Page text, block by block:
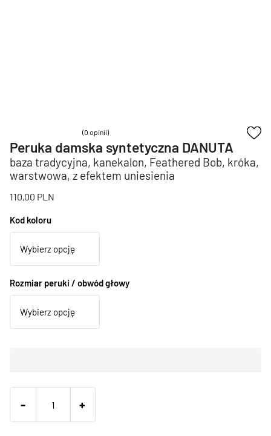
(0 opinii)
Peruka damska syntetyczna DANUTA
baza tradycyjna, kanekalon, Feathered Bob, króka,
warstwowa, z efektem uniesienia
110,00 PLN
Kod koloru
Rozmiar peruki / obwód głowy
- +